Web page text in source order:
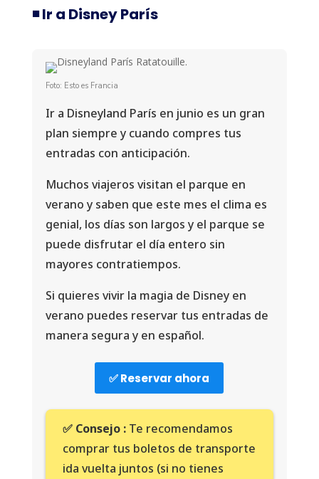
◾️ Ir a Disney París
Foto: Esto es Francia
Ir a Disneyland París en junio es un gran
plan siempre y cuando compres tus
entradas con anticipación.
Muchos viajeros visitan el parque en
verano y saben que este mes el clima es
genial, los días son largos y el parque se
puede disfrutar el día entero sin
mayores contratiempos.
Si quieres vivir la magia de Disney en
verano puedes reservar tus entradas de
manera segura y en español.
✅ Reservar ahora
✅ Consejo :Te recomendamos
comprar tus boletos de transporte
ida vuelta juntos (si no tienes